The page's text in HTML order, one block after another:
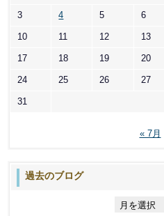
3 4 5 6
10 11 12 13
17 18 19 20
24 25 26 27
31
« 7月
過去のブログ